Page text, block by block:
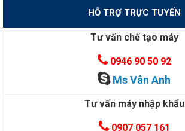
HỖ TRỢ TRỰC TUYẾN
Tư vấn chế tạo máy
0946 90 50 92
Ms Vân Anh
Tư vấn máy nhập khẩu
0907 057 161